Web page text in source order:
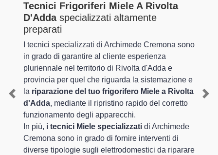
Tecnici Frigoriferi Miele A Rivolta
D'Addaspecializzati altamente
preparati
I tecnici specializzati di Archimede Cremona sono
in grado di garantire al cliente esperienza
pluriennale nel territorio di Rivolta d'Adda e
provincia per quel che riguarda la sistemazione e
la riparazione del tuo frigorifero Miele a Rivolta
d'Adda, mediante il ripristino rapido del corretto
funzionamento degli apparecchi.
In più, i tecnici Miele specializzati di Archimede
Cremona sono in grado di fornire interventi di
diverse tipologie sugli elettrodomestici da riparare
Previous